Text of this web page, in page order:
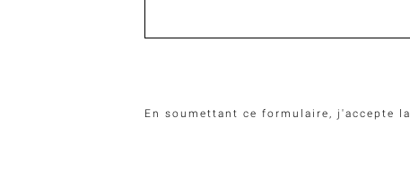
En soumettant ce formulaire, j'accepte la